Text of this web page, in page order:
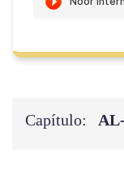
Capítulo: